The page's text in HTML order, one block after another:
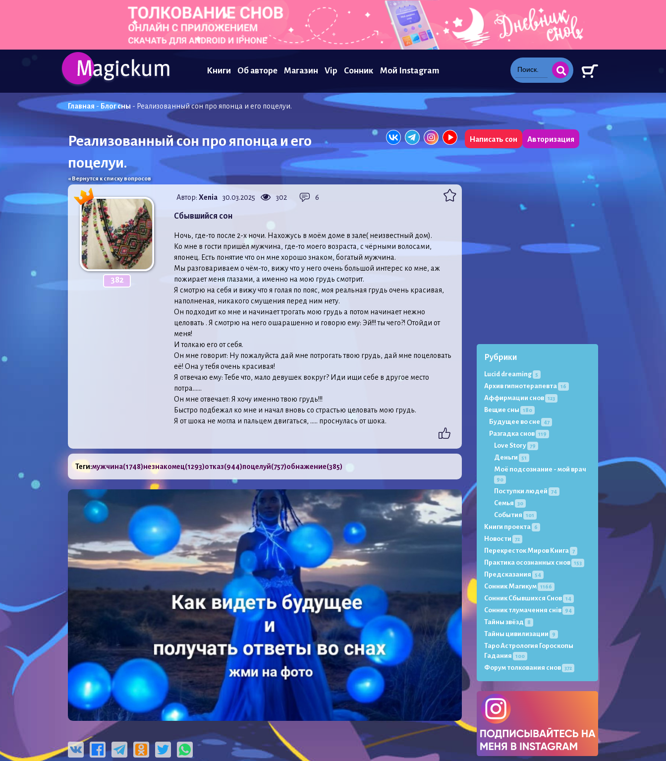
Книги Об авторе Магазин Vip Сонник Мой Instagram
Главная - Блог сны - Реализованный сон про японца и его поцелуи.
Реализованный сон про японца и его
поцелуи.
« Вернутся к списку вопросов
Написать сон Авторизация
382
Автор: Xenia 30.03.2025 302 6
Сбывшийся сон
Ночь, где-то после 2-х ночи. Нахожусь в моём доме в зале( неизвестный дом).
Ко мне в гости пришёл мужчина, где-то моего возраста, с чёрными волосами,
японец. Есть понятие что он мне хорошо знаком, богатый мужчина.
Мы разговариваем о чём-то, вижу что у него очень большой интерес ко мне, аж
пожирает меня глазами, а именно на мою грудь смотрит.
Я смотрю на себя и вижу что я голая по пояс, моя реальная грудь очень красивая,
наполненая, никакого смущения перед ним нету.
Он подходит ко мне и начинает трогать мою грудь а потом начинает нежно
целовать . Я смотрю на него ошарашенно и говорю ему: Эй!!! ты чего?! Отойди от
меня!
И толкаю его от себя.
Он мне говорит: Ну пожалуйста дай мне потрогать твою грудь, дай мне поцеловать
её! Она у тебя очень красивая!
Я отвечаю ему: Тебе что, мало девушек вокруг? Иди ищи себе в другое место
потра……
Он мне отвечает: Я хочу именно твою грудь!!!
Быстро подбежал ко мне и начал вновь со страстью целовать мою грудь.
Я от шока не могла и пальцем двигаться, ….. проснулась от шока.
Теги:мужчина(1748)незнакомец(1293)отказ(944)поцелуй(757)обнажение(385)
Рубрики
Lucid dreaming 5
Архив гипнотерапевта 16
Аффирмации снов 123
Вещие сны 180
Будущее во сне 47
Разгадка снов 119
Love Story 79
Деньги 51
Моё подсознание - мой врач
90
Поступки людей 74
Семья 30
События 101
Книги проекта 6
Новости 72
Перекресток Миров Книга 7
Практика осознанных снов 153
Предсказания 54
Сонник Магикум 1166
Сонник Сбывшихся Снов 14
Сонник тлумачення снів 94
Тайны звёзд 8
Тайны цивилизации 9
Таро Астрология Гороскопы
Гадания
100
Форум толкования снов 372